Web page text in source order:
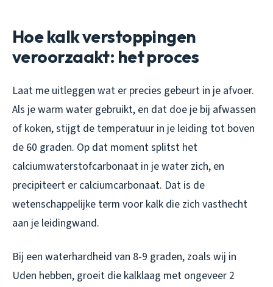
Hoe kalk verstoppingen
veroorzaakt: het proces
Laat me uitleggen wat er precies gebeurt in je afvoer.
Als je warm water gebruikt, en dat doe je bij afwassen
of koken, stijgt de temperatuur in je leiding tot boven
de 60 graden. Op dat moment splitst het
calciumwaterstofcarbonaat in je water zich, en
precipiteert er calciumcarbonaat. Dat is de
wetenschappelijke term voor kalk die zich vasthecht
aan je leidingwand.
Bij een waterhardheid van 8-9 graden, zoals wij in
Uden hebben, groeit die kalklaag met ongeveer 2